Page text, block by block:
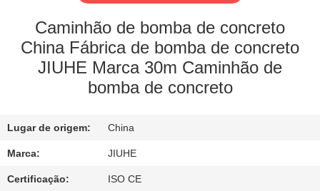
SOBRE
NÓS
DA
FÁBRICA
Caminhão de bomba de concreto
China Fábrica de bomba de concreto
JIUHE Marca 30m Caminhão de
bomba de concreto
Lugar de origem: China
Marca: JIUHE
Certificação: ISO CE